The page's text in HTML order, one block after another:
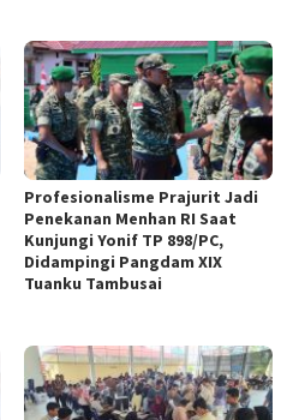
Profesionalisme Prajurit Jadi
Penekanan Menhan RI Saat
Kunjungi Yonif TP 898/PC,
Didampingi Pangdam XIX
Tuanku Tambusai